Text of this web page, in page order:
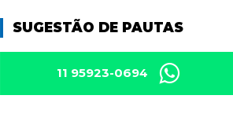
SUGESTÃO DE PAUTAS
11 95923-0694